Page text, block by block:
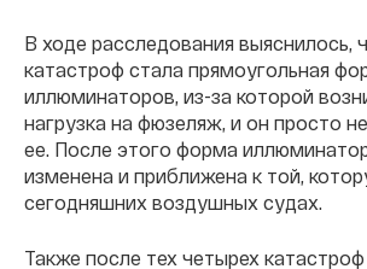
В ходе расследования выяснилось,
катастроф стала прямоугольная
иллюминаторов, из-за которой
нагрузка на фюзеляж, и он просто
ее. После этого форма
изменена и приближена к той,
сегодняшних воздушных судах.
Также после тех четырех